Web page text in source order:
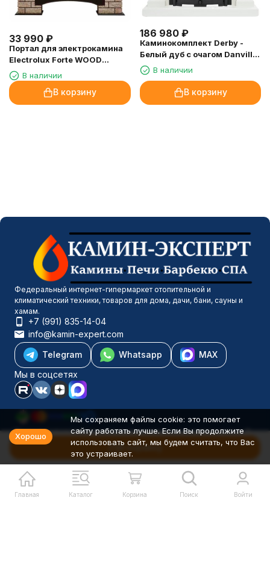
В корзину
33 990 ₽
Портал для электрокамина
Electrolux Forte WOOD
Classic каменный дуб
коричневый, шпон темный
дуб
В наличии
В корзину
186 980 ₽
Каминокомплект Derby -
Белый дуб с очагом Danville
Black FB2
В наличии
В корзину
Главная Каталог Корзина Поиск Войти
Федеральный интернет-гипермаркет отопительной и
климатический техники, товаров для дома, дачи, бани, сауны и
хамам.
+7 (991) 835-14-04
info@kamin-expert.com
Telegram
Whatsapp
MAX
Мы в соцсетях
Каталог товаров
Компания
Информация
Политика персональных данных
© 2001-2026 Камин-Эксперт ИП Понюхов В. А. ОГРНИП
326527500040181
Хорошо
Мы сохраняем файлы cookie: это помогает
сайту работать лучше. Если Вы продолжите
использовать сайт, мы будем считать, что Вас
это устраивает.